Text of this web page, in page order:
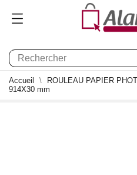
Accueil
ROULEAU PAPIER
914X30 mm